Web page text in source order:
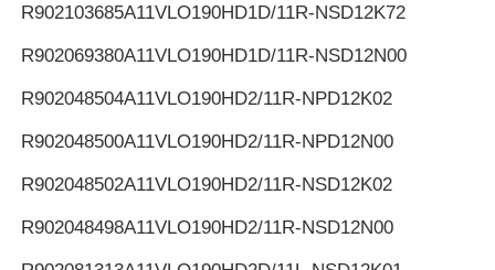
R902103685A11VLO190HD1D/11R-NSD12K72
R902069380A11VLO190HD1D/11R-NSD12N00
R902048504A11VLO190HD2/11R-NPD12K02
R902048500A11VLO190HD2/11R-NPD12N00
R902048502A11VLO190HD2/11R-NSD12K02
R902048498A11VLO190HD2/11R-NSD12N00